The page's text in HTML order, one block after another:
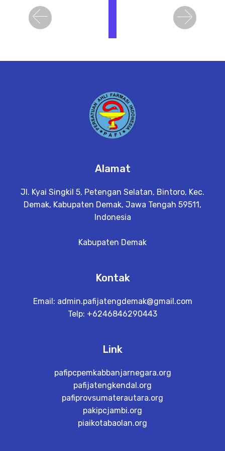
Previous Next
Alamat
Jl. Kyai Singkil 5, Petengan Selatan, Bintoro, Kec.
Demak, Kabupaten Demak, Jawa Tengah 59511,
Indonesia
Kabupaten Demak
Kontak
Email: admin.pafijatengdemak@gmail.com
Telp: +6246846290443
Link
pafipcpemkabbanjarnegara.org
pafijatengkendal.org
pafiprovsumaterautara.org
pakipcjambi.org
piaikotabaolan.org